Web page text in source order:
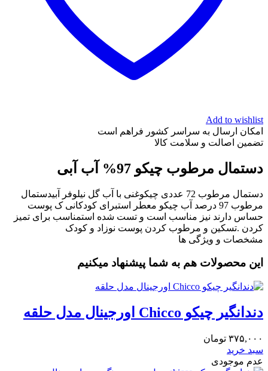
Add to wishlist
امکان ارسال به سراسر کشور فراهم است
تضمین اصالت و سلامت کالا
دستمال مرطوب چیکو 97% آب آبی
دستمال مرطوب 72 عددی چیکوغنی با آب گل نیلوفر آبیدستمال
مرطوب 97 درصد آب چیکو معطر استبرای کودکانی ک پوست
حساس دارند نیز مناسب است و تست شده استمناسب برای تمیز
کردن .تسکین و مرطوب کردن پوست نوزاد و کودک
مشخصات و ویژگی ها
این محصولات هم به شما پیشنهاد میکنیم
دندانگیر چیکو Chicco اورجینال مدل حلقه
۳۷۵,۰۰۰ تومان
سبد خرید
عدم موجودی